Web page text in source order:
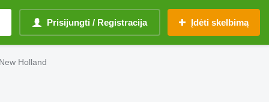
Prisijungti / Registracija Įdėti skelbimą
Holland